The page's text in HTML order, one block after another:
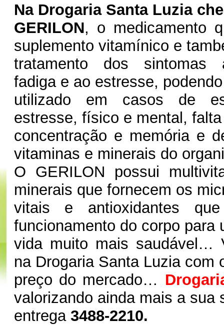
Na Drogaria Santa Luzia
GERILON, o medicamento
suplemento vitamínico e
tratamento dos sintomas
fadiga e ao estresse,
utilizado em casos de
estresse, físico e mental,
concentração e memória e
vitaminas e minerais do
O GERILON possui
minerais que fornecem os
vitais e antioxidantes
funcionamento do corpo para
vida muito mais saudável…
na Drogaria Santa Luzia com
preço do mercado…
valorizando ainda mais a sua
entrega 3488-2210.